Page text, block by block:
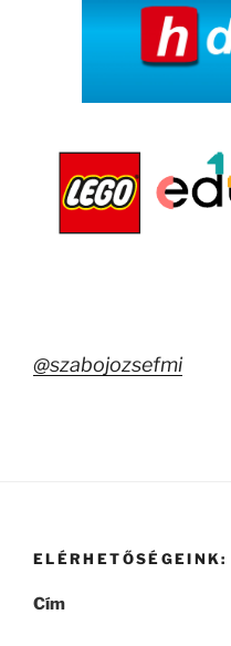
@szabojozsefmi
ELÉRHETŐSÉGEINK:
Cím